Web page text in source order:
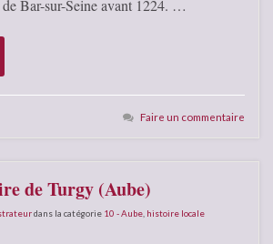
Bar-sur-Seine avant 1224. …
Faire un commentaire
de Turgy (Aube)
dans la catégorie 10 - Aube histoire locale